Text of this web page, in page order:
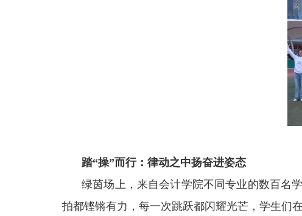
踏“操”而行：律动之中扬奋进姿态
绿茵场上，来自会计学院不同专业的数百名
拍都铿锵有力，每一次跳跃都闪耀光芒，学生们